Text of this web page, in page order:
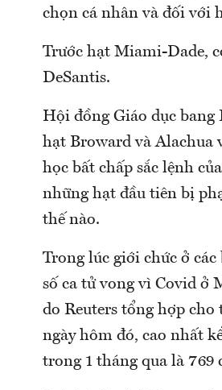
chọn cá nhân và đối với
Trước hạt Miami-Dade,
DeSantis.
Hội đồng Giáo dục
hạt Broward và Alachua
học bất chấp sắc lệnh
những hạt đầu tiên bị
thế nào.
Trong lúc giới chức ở
số ca tử vong vì Covid ở
do Reuters tổng hợp cho
ngày hôm đó, cao nhất
trong 1 tháng qua là 769